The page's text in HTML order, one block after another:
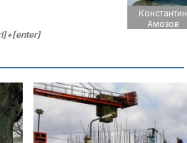
Константин
Амозов